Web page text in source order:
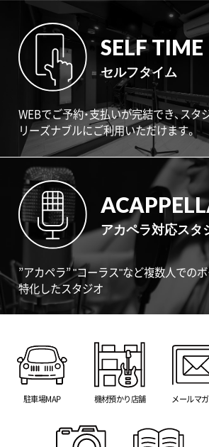
SELF TIME
セルフタイム
WEBでご予約・支払いが完結でき、ス
リーズナブルにご利用いただけます。
アカペラ対応スタ
”アカペラ” "コーラス"など複数人での
特化したスタジオ
駐車場MAP 機材預かり店舗 メールマ